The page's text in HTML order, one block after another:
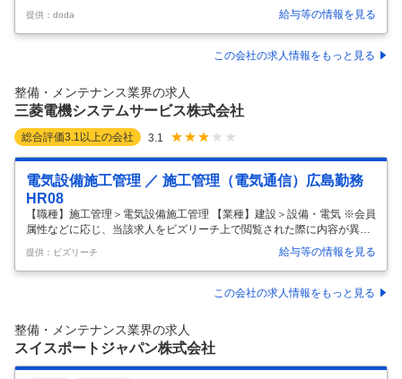
日 【仕事内容】 【福岡/久留米】フィールドエンジニア（半導体製造装
置）第二新卒歓迎◇プライム上場G／年休125日 【具体的な仕事内容】
◆第二新卒/未経験歓迎！プライム上場半導体装置メーカーのグループ会
社/豊富な研修制度で未経験でも安心！大手Gの安定した環境で早期にキ
務内容：半導体製造装置（株式会社KOKUSAI ELECTRIC製）のフィー
ルドサービスエンジニアとして、国内外の顧客工場にて
提供：doda 給与等の情報を見る
この会社の求人情報をもっと見る
整備・メンテナンス業界の求人
三菱電機システムサービス株式会社
総合評価3.1 以上の会社 3.1
電気設備施工管理 ／ 施工管理（電気通信）広島勤務
HR08
【職種】施工管理＞電気設備施工管理 【業種】建設＞設備・電気 ※会員
属性などに応じ、当該求人をビズリーチ上で閲覧された際に内容が異な
る場合があります 当社は三菱電機100％出資企業であり、製品/システム
提案から施工まで幅広いサービスを提供する総合エンジニアリング会社
です。そんな当社の電気通信工事の施工管理として以下業務をお任せし
ます。 ●採用背景 中四国支社では、国交省CCTV工事を主要な業務とし
っています。そこで、当社では新たな人材を積極的に募集し、将来的な
技術の継承を図るべく、採用活動を行っております。 この求人では、新
たなメ…
提供：ビズリーチ 給与等の情報を見る
この会社の求人情報をもっと見る
整備・メンテナンス業界の求人
スイスポートジャパン株式会社